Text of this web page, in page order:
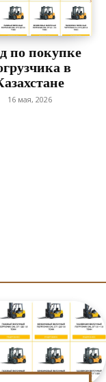
по покупке
в
16 мая, 2026